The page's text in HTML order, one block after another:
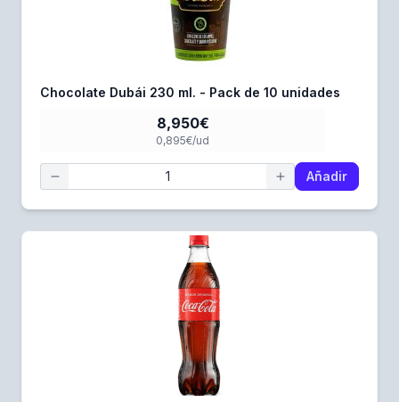
Chocolate Dubái 230 ml. - Pack de 10 unidades
8,950€
0,895€/ud
Añadir